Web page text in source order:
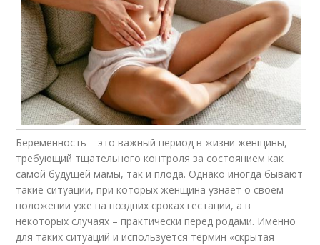
Беременность – это важный период в жизни женщины,
требующий тщательного контроля за состоянием как
самой будущей мамы, так и плода. Однако иногда бывают
такие ситуации, при которых женщина узнает о своем
положении уже на поздних сроках гестации, а в
некоторых случаях – практически перед родами. Именно
для таких ситуаций и используется термин «скрытая